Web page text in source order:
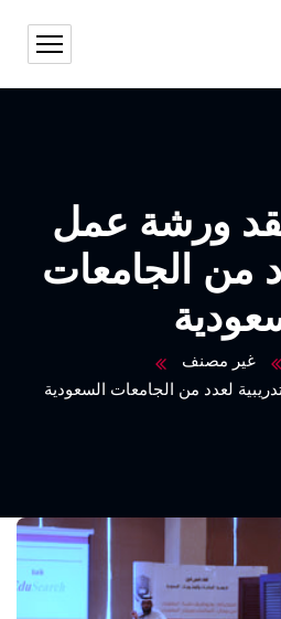
ورشة عمل
من الجامعات
غير مصنف
لعدد من الجامعات السعودية